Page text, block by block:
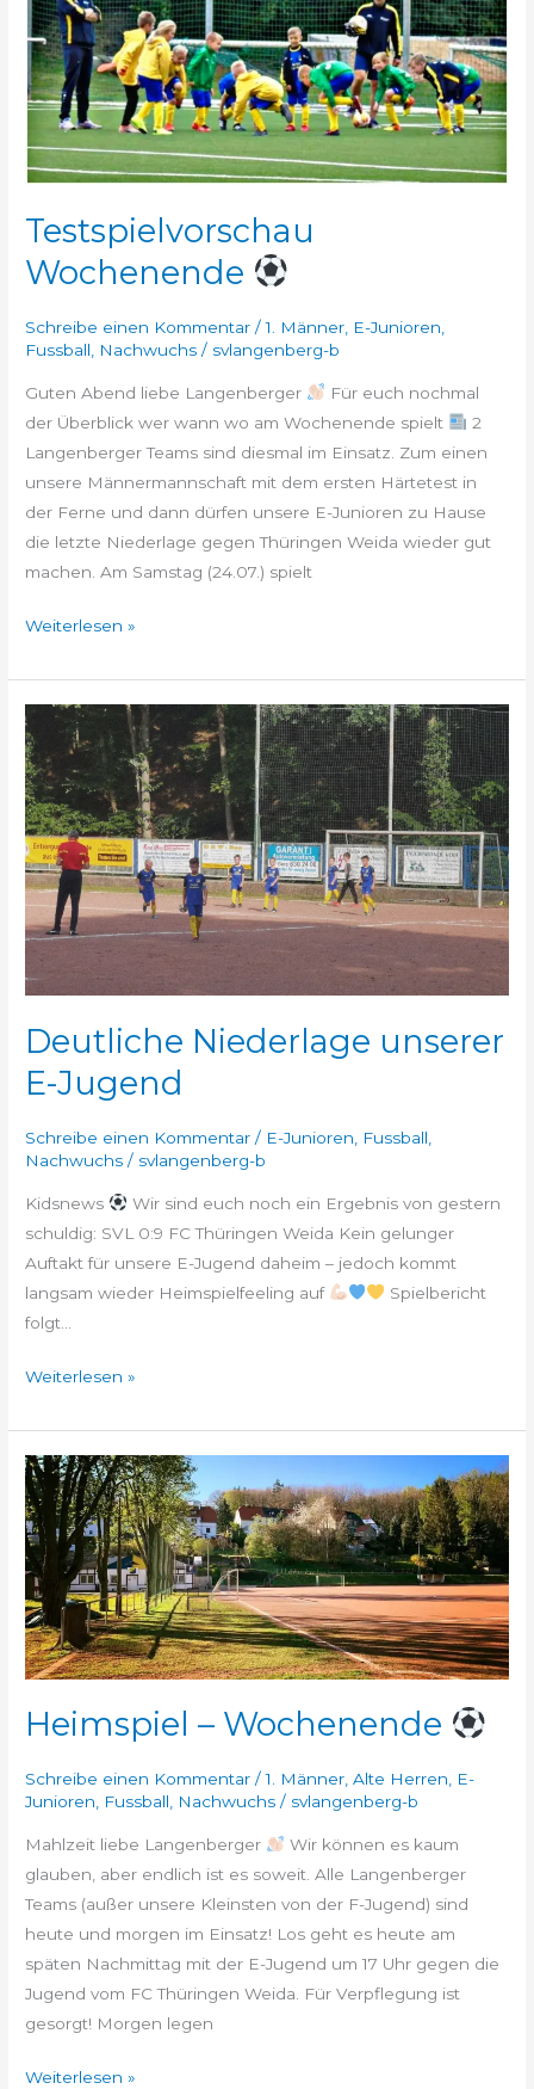
Testspielvorschau
Wochenende
Schreibe einen Kommentar /1. Männer E-Junioren
Fussball
Nachwuchs / svlangenberg-b
Guten Abend liebe Langenberger
Für euch nochmal
der Überblick wer wann wo am Wochenende spielt
2
Langenberger Teams sind diesmal im Einsatz. Zum einen
unsere Männermannschaft mit dem ersten Härtetest in
der Ferne und dann dürfen unsere E-Junioren zu Hause
die letzte Niederlage gegen Thüringen Weida wieder gut
machen. Am Samstag (24.07.) spielt
Weiterlesen »
Deutliche Niederlage unserer
E-Jugend
Schreibe einen Kommentar / E-Junioren Fussball
Nachwuchs / svlangenberg-b
Kidsnews
Wir sind euch noch ein Ergebnis von gestern
schuldig: SVL 0:9 FC Thüringen Weida Kein gelunger
Auftakt für unsere E-Jugend daheim – jedoch kommt
langsam wieder Heimspielfeeling auf
Spielbericht
folgt…
Deutliche
Niederlage
unserer
E-
Jugend
Weiterlesen »
Heimspiel – Wochenende
Schreibe einen Kommentar /1. Männer,Alte Herren, E-
Junioren, Fussball, Nachwuchs / svlangenberg-b
Mahlzeit liebe Langenberger
Wir können es kaum
glauben, aber endlich ist es soweit. Alle Langenberger
Teams (außer unsere Kleinsten von der F-Jugend) sind
heute und morgen im Einsatz! Los geht es heute am
späten Nachmittag mit der E-Jugend um 17 Uhr gegen die
Jugend vom FC Thüringen Weida. Für Verpflegung ist
gesorgt! Morgen legen
Heimspiel
–
Wochenende
Weiterlesen »